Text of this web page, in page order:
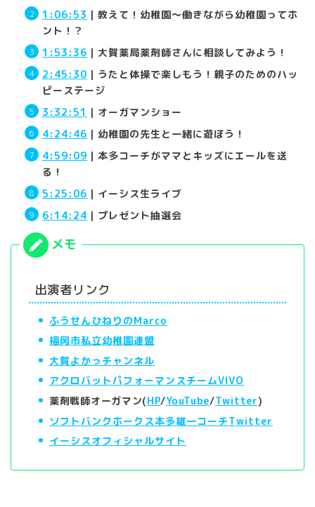
1:06:53 ｜教えて！幼稚園～働きながら幼稚園ってホ
ント！？
1:53:36 ｜大賀薬局薬剤師さんに相談してみよう！
2:45:30 ｜うたと体操で楽しもう！親子のためのハッ
ピーステージ
3:32:51 ｜オーガマンショー
4:24:46 ｜幼稚園の先生と一緒に遊ぼう！
4:59:09 ｜本多コーチがママとキッズにエールを送
る！
5:25:06 ｜イーシス生ライブ
6:14:24 ｜プレゼント抽選会
出演者リンク
ふうせんひねりのMarco
福岡市私立幼稚園連盟
大賀よかっチャンネル
アクロバットパフォーマンスチームVIVO
薬剤戦師オーガマン(HP/YouTube/Twitter)
ソフトバンクホークス本多雄一コーチTwitter
イーシスオフィシャルサイト